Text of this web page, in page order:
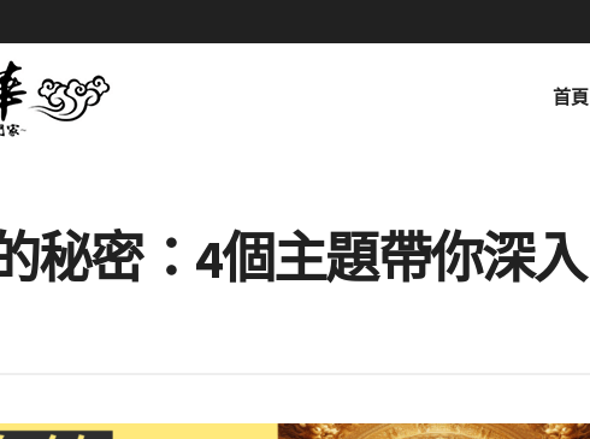
首頁
秘密：4個主題帶你深入